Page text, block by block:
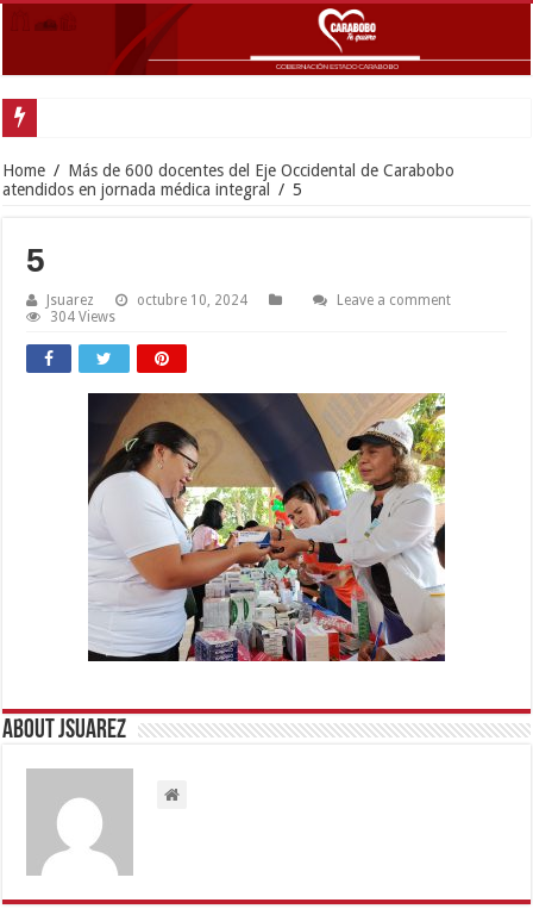
Home / Más de 600 docentes del Eje Occidental de Carabobo
atendidos en jornada médica integral / 5
5
Jsuarez octubre 10, 2024
Leave a comment
304 Views
About Jsuarez